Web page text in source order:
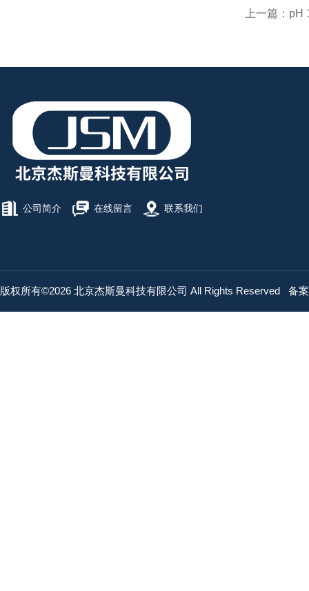
上一篇： pH
公司简介 在线留言 联系我们
版权所有©2026 北京杰斯曼科技有限公司 All Rights Reserved 备